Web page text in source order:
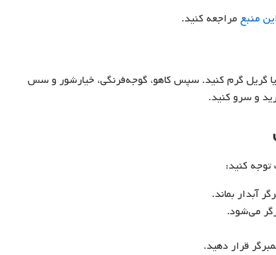
منبع مراجعه کنید.
گریل گرم کنید. سپس کاهو، گوجه‌فرنگی، خیارشور و سس
و سرو کنید.
توجه کنید:
می‌شود.
قرار دهید.